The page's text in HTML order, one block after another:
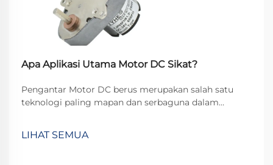
Apa Aplikasi Utama Motor DC Sikat?
Pengantar Motor DC berus merupakan salah satu
teknologi paling mapan dan serbaguna dalam
muncul alternatif tanpa berus. Mereka...
LIHAT SEMUA